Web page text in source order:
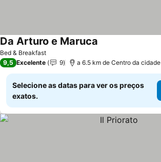
Bed & Breakfast
Da Arturo e Maruca
9,5 Excelente 9 a 6.5 km de Centro da cidade
Selecione as datas para ver os preços
exatos.